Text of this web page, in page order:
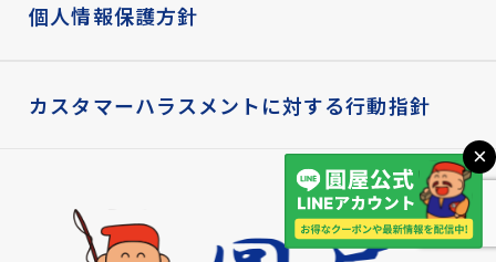
個人情報保護方針
カスタマーハラスメントに対する行動指針
×